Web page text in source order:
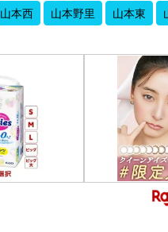
山本西 山本野里 山本東